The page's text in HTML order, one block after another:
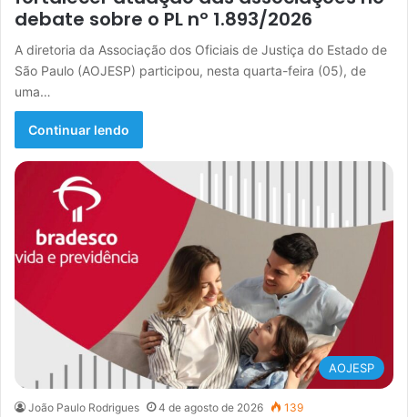
debate sobre o PL nº 1.893/2026
A diretoria da Associação dos Oficiais de Justiça do Estado de
São Paulo (AOJESP) participou, nesta quarta-feira (05), de
uma…
Continuar lendo
AOJESP
João Paulo Rodrigues 4 de agosto de 2026 139